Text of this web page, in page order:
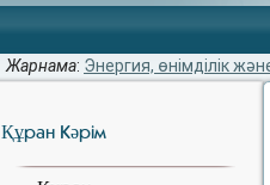
Жарнама: Энергия, өнімділік
Құран Кәрiм